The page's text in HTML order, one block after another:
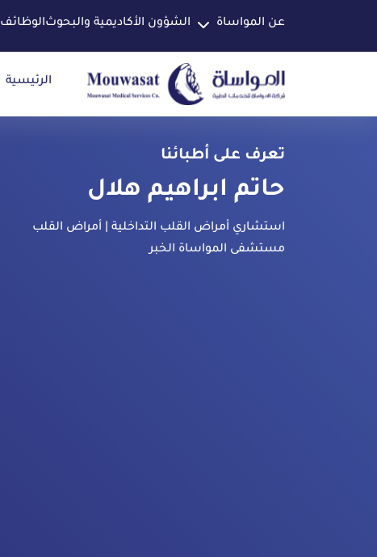
عن المواساة الشؤون الأكاديمية والبحوثالوظائف
الرئيسية
تعرف على أطبائنا
حاتم ابراهيم هلال
استشاري أمراض القلب التداخلية | أمراض القلب
مستشفى المواساة الخبر